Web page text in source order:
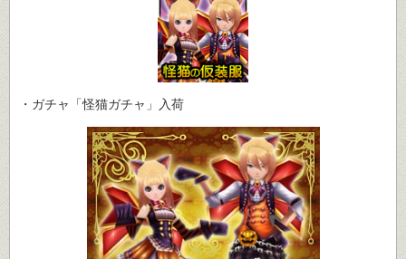
・ガチャ「怪猫ガチャ」入荷